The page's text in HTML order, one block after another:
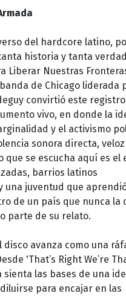
del hardcore latino,
historia y tanta
Liberar Nuestras
de Chicago liderada
convirtió este
vivo, en donde la
y el activismo
sonora directa,
que se escucha aquí es el
barrios latinos
una juventud que
de un país que nunca la
parte de su relato.
disco avanza como una
'That’s Right We’re
sienta las bases de una
para encajar en las